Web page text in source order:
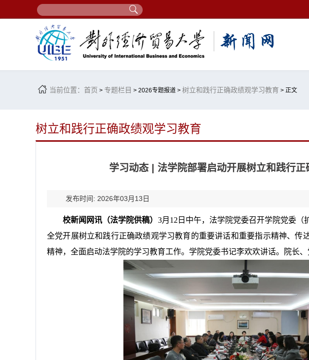
当前位置： 首页 > 专题栏目 > 2026专题报道 > 树立和践行正确政绩观学习教育 > 正文
树立和践行正确政绩观学习教育
学习动态 | 法学院部署启动开展树立和践行
发布时间: 2026年03月13日
校新闻网讯（法学院供稿） 3月12日中午，法学院党委召开学院党委
全党开展树立和践行正确政绩观学习教育的重要讲话和重要指示精神、传
精神，全面启动法学院的学习教育工作。学院党委书记李欢欢讲话。院长、